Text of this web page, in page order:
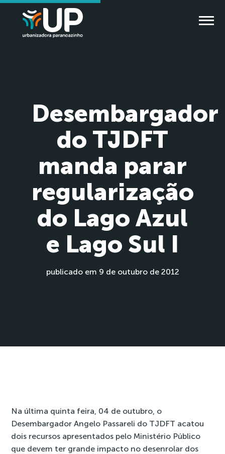
Desembargador
do TJDFT
manda parar
regularização
do Lago Azul
e Lago Sul I
publicado em 9 de outubro de 2012
Na última quinta feira, 04 de outubro, o
Desembargador Angelo Passareli do TJDFT acatou
dois recursos apresentados pelo Ministério Público
que devem ter grande impacto no desenrolar dos